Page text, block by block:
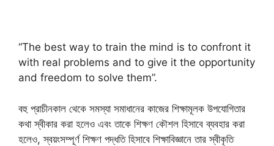
“The best way to train the mind is to confront it
with real problems and to give it the opportunity
and freedom to solve them”.
বহু প্রাচীনকাল থেকে সমস্যা সমাধানের কাজের শিক্ষামূলক উপযোগিতার
কথা স্বীকার করা হলেও এবং তাকে শিক্ষণ কৌশল হিসাবে ব্যবহার করা
হলেও, স্বয়ংসম্পূর্ণ শিক্ষণ পদ্ধতি হিসাবে শিক্ষাবিজ্ঞানে তার স্বীকৃতি